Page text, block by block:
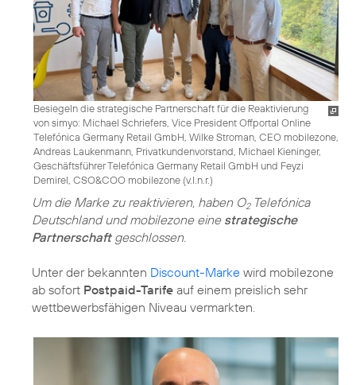
Besiegeln die strategische Partnerschaft für die Reaktivierung
von simyo: Michael Schriefers, Vice President Offportal Online
Telefónica Germany Retail GmbH, Wilke Stroman, CEO mobilezone,
Andreas Laukenmann, Privatkundenvorstand, Michael Kieninger,
Geschäftsführer Telefónica Germany Retail GmbH und Feyzi
Demirel, CSO&COO mobilezone (v.l.n.r.)
Um die Marke zu reaktivieren, haben O2Telefónica
Deutschland und mobilezone eine strategische
Partnerschaftgeschlossen.
Unter der bekannten Discount-Marke wird mobilezone
ab sofort Postpaid-Tarife auf einem preislich sehr
wettbewerbsfähigen Niveau vermarkten.